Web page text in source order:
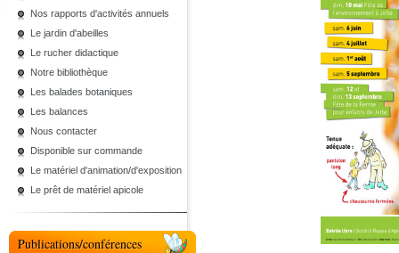
Nos rapports d'activités annuels
Le jardin d'abeilles
Le rucher didactique
Notre bibliothèque
Les balades botaniques
Les balances
Nous contacter
Disponible sur commande
Le matériel d'animation/d'exposition
Le prêt de matériel apicole
Publications/conférences